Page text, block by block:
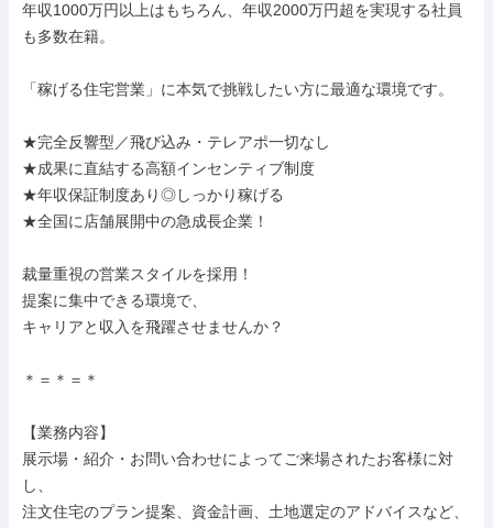
年収1000万円以上はもちろん、年収2000万円超を実現する社員
も多数在籍。
「稼げる住宅営業」に本気で挑戦したい方に最適な環境です。
★完全反響型／飛び込み・テレアポ一切なし
★成果に直結する高額インセンティブ制度
★年収保証制度あり◎しっかり稼げる
★全国に店舗展開中の急成長企業！
裁量重視の営業スタイルを採用！
提案に集中できる環境で、
キャリアと収入を飛躍させませんか？
＊＝＊＝＊
【業務内容】
展示場・紹介・お問い合わせによってご来場されたお客様に対
し、
注文住宅のプラン提案、資金計画、土地選定のアドバイスなど、